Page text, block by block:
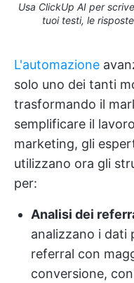
Usa ClickUp AI per
tuoi testi, le
L'automazione
solo uno dei tanti
trasformando il
semplificare il
marketing, gli
utilizzano ora gli
per:
Analisi dei
analizzano i dati
referral con
conversione,